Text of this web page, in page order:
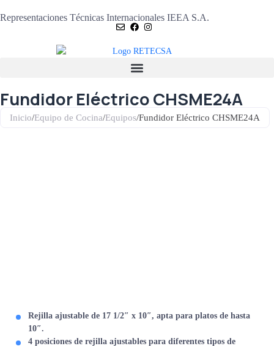
Representaciones Técnicas Internacionales IEEA S.A.
Fundidor Eléctrico CHSME24A
Inicio/Equipo de Cocina/Equipos/Fundidor Eléctrico CHSME24A
Rejilla ajustable de 17 1/2″ x 10″, apta para platos de hasta
10″.
4 posiciones de rejilla ajustables para diferentes tipos de